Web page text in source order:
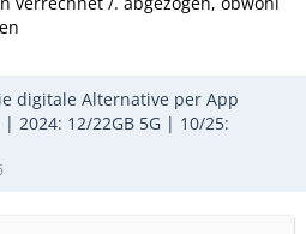
digitale Alternative per App
| 2024: 12/22GB 5G | 10/25: